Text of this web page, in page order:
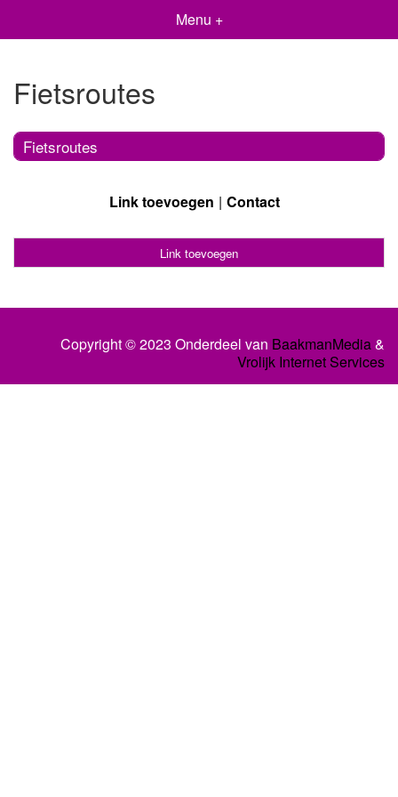
Menu +
Fietsroutes
Fietsroutes
Link toevoegen Contact
Link toevoegen
Copyright © 2023 Onderdeel van BaakmanMedia&
Vrolijk Internet Services